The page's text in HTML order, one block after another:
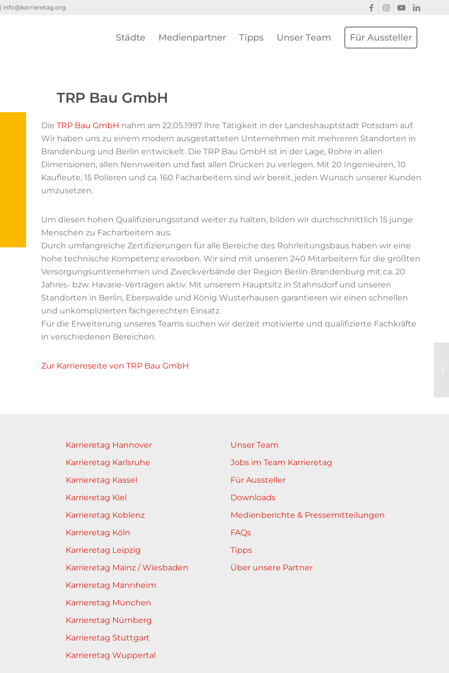
info@karrieretag.org
Städte Medienpartner Tipps Unser Team Für Aussteller
TRP Bau GmbH
Die TRP Bau GmbH nahm am 22.05.1997 Ihre Tätigkeit in der Landeshauptstadt Potsdam auf.
Wir haben uns zu einem modern ausgestatteten Unternehmen mit mehreren Standorten in
Brandenburg und Berlin entwickelt. Die TRP Bau GmbH ist in der Lage, Rohre in allen
Dimensionen, allen Nennweiten und fast allen Drücken zu verlegen. Mit 20 Ingenieuren, 10
Kaufleute, 15 Polieren und ca. 160 Facharbeitern sind wir bereit, jeden Wunsch unserer Kunden
umzusetzen.
Um diesen hohen Qualifizierungsstand weiter zu halten, bilden wir durchschnittlich 15 junge
Menschen zu Facharbeitern aus.
Durch umfangreiche Zertifizierungen für alle Bereiche des Rohrleitungsbaus haben wir eine
hohe technische Kompetenz erworben. Wir sind mit unseren 240 Mitarbeitern für die größten
Versorgungsunternehmen und Zweckverbände der Region Berlin-Brandenburg mit ca. 20
Jahres- bzw. Havarie-Verträgen aktiv. Mit unserem Hauptsitz in Stahnsdorf und unseren
Standorten in Berlin, Eberswalde und König Wusterhausen garantieren wir einen schnellen
und unkomplizierten fachgerechten Einsatz.
Für die Erweiterung unseres Teams suchen wir derzeit motivierte und qualifizierte Fachkräfte
in verschiedenen Bereichen.
Zur Karriereseite von TRP Bau GmbH
Karrieretag Hannover
Karrieretag Karlsruhe
Karrieretag Kassel
Karrieretag Kiel
Karrieretag Koblenz
Karrieretag Köln
Karrieretag Leipzig
Karrieretag Mainz / Wiesbaden
Karrieretag Mannheim
Karrieretag München
Karrieretag Nürnberg
Karrieretag Stuttgart
Karrieretag Wuppertal
Unser Team
Jobs im Team Karrieretag
Für Aussteller
Downloads
Medienberichte & Pressemitteilungen
FAQs
Tipps
Über unsere Partner